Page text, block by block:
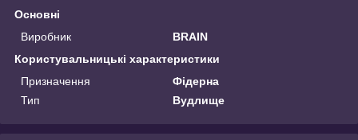
Основні
Виробник
BRAIN
Користувальницькі характеристики
Призначення
Фідерна
Тип
Вудлище